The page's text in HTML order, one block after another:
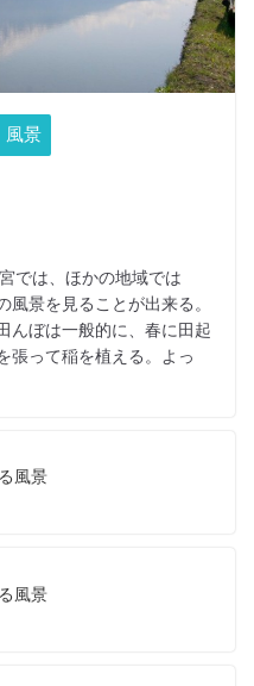
風景
では、ほかの地域では
景を見ることが出来る。
んぼは一般的に、春に田起
張って稲を植える。よっ
風景
風景